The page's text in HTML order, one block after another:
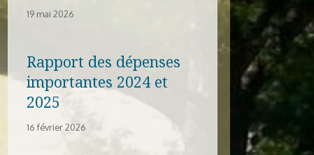
19 mai 2026
Rapport des dépenses
importantes 2024 et
2025
16 février 2026